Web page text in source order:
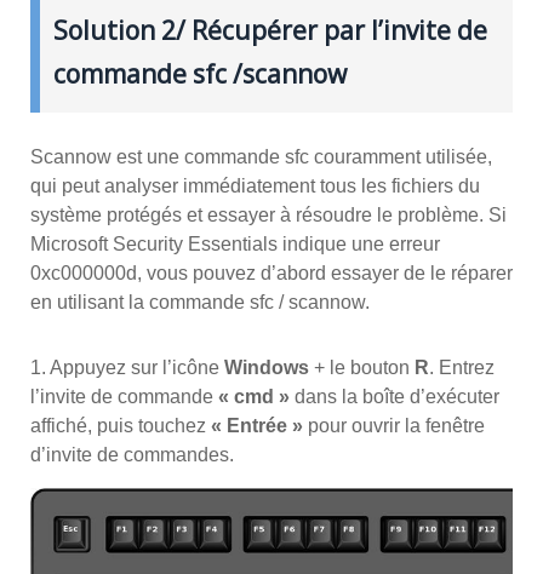
Solution 2/ Récupérer par l’invite de
commande sfc /scannow
Scannow est une commande sfc couramment utilisée,
qui peut analyser immédiatement tous les fichiers du
système protégés et essayer à résoudre le problème. Si
Microsoft Security Essentials indique une erreur
0xc000000d, vous pouvez d’abord essayer de le réparer
en utilisant la commande sfc / scannow.
1. Appuyez sur l’icône Windows + le bouton R. Entrez
l’invite de commande « cmd » dans la boîte d’exécuter
affiché, puis touchez « Entrée » pour ouvrir la fenêtre
d’invite de commandes.